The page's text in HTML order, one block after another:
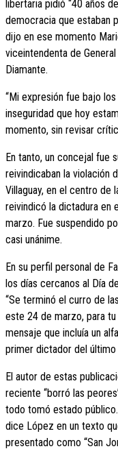
libertaria pidió “40 años
democracia que estaban
dijo en ese momento
viceintendenta de
Diamante.
“Mi expresión fue bajo
inseguridad que hoy
momento, sin revisar
En tanto, un concejal fue
reivindicaban la violación
Villaguay, en el centro de
reivindicó la dictadura en
marzo. Fue suspendido
casi unánime.
En su perfil personal de
los días cercanos al Día
“Se terminó el curro de
este 24 de marzo, para tu
mensaje que incluía un
primer dictador del
El autor de estas
reciente “borró las
todo tomó estado
dice López en un texto
presentado como “San